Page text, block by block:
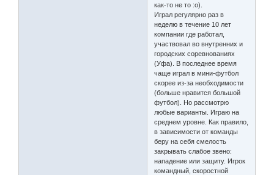
как-то не то :o).
Играл регулярно раз в
неделю в течение 10 лет
компании где работал,
участвовал во внутренних и
городских соревнованиях
(Уфа). В последнее время
чаще играл в мини-футбол
скорее из-за необходимости
(больше нравится большой
футбол). Но рассмотрю
любые варианты. Играю на
среднем уровне. Как правило,
в зависимости от команды
беру на себя смелость
закрывать слабое звено:
нападение или защиту. Игрок
командный, скоростной